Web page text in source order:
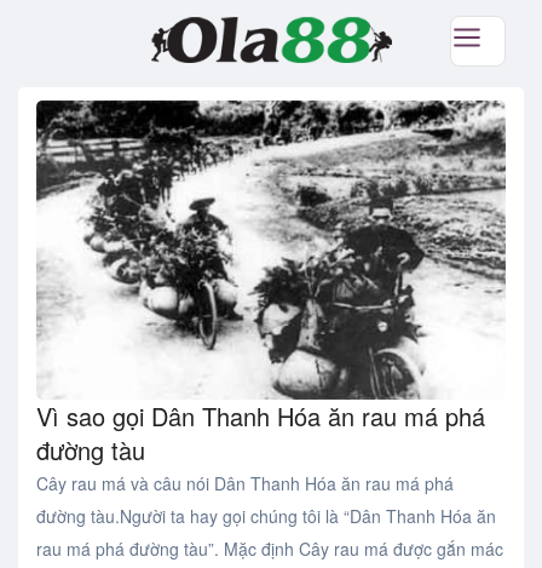
Vì sao gọi Dân Thanh Hóa ăn rau má phá
đường tàu
Cây rau má và câu nói Dân Thanh Hóa ăn rau má phá
đường tàu.Người ta hay gọi chúng tôi là “Dân Thanh Hóa ăn
rau má phá đường tàu”. Mặc định Cây rau má được gắn mác